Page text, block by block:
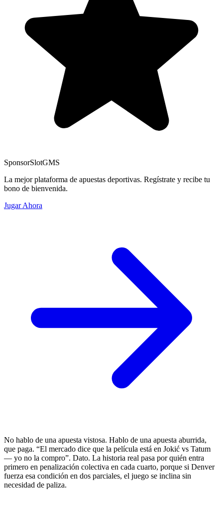
SponsorSlotGMS
La mejor plataforma de apuestas deportivas. Regístrate y recibe tu
bono de bienvenida.
Jugar Ahora
No hablo de una apuesta vistosa. Hablo de una apuesta aburrida,
que paga. “El mercado dice que la película está en Jokić vs Tatum
— yo no la compro”. Dato. La historia real pasa por quién entra
primero en penalización colectiva en cada cuarto, porque si Denver
fuerza esa condición en dos parciales, el juego se inclina sin
necesidad de paliza.